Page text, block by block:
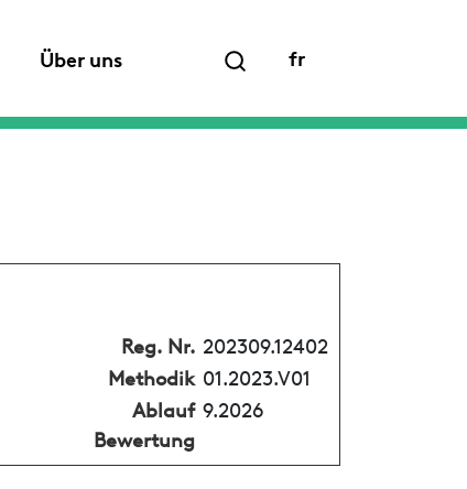
Über uns fr
Reg. Nr. 202309.12402
Methodik 01.2023.V01
Ablauf
Bewertung
9.2026